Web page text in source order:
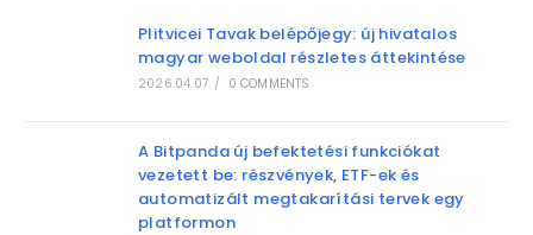
Plitvicei Tavak belépőjegy: új hivatalos
magyar weboldal részletes áttekintése
2026.04.07. / 0 COMMENTS
A Bitpanda új befektetési funkciókat
vezetett be: részvények, ETF-ek és
automatizált megtakarítási tervek egy
platformon